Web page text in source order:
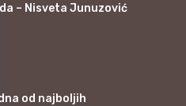
– Nisveta Junuzović
od najboljih